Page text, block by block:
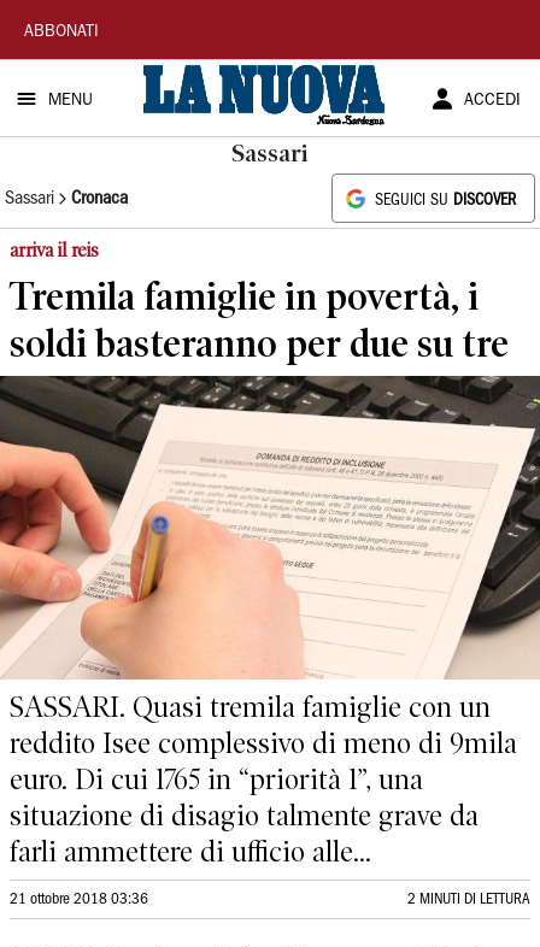
La
Nuova
Sardegna
ABBONATI
MENU ACCEDI
Sassari
Sassari Cronaca SEGUICI SU DISCOVER
arriva il reis
Tremila famiglie in povertà, i
soldi basteranno per due su tre
SASSARI. Quasi tremila famiglie con un
reddito Isee complessivo di meno di 9mila
euro. Di cui 1765 in “priorità 1”, una
situazione di disagio talmente grave da
farli ammettere di ufficio alle...
21 ottobre 2018 03:36 2 MINUTI DI LETTURA